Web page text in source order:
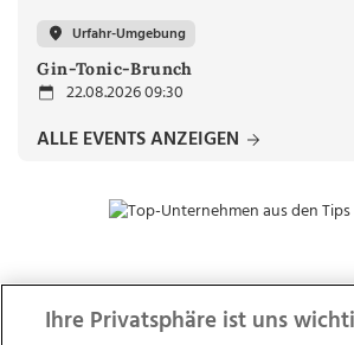
Urfahr-Umgebung
Gin-Tonic-Brunch
22.08.2026 09:30
ALLE EVENTS ANZEIGEN
ZUR
Ihre Privatsphäre ist uns